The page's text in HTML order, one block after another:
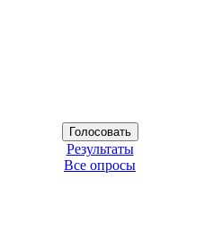
Результаты
Все опросы